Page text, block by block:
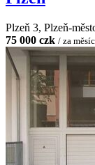
Plzeň 3, Plzeň-
75 000 czk / za měsíc